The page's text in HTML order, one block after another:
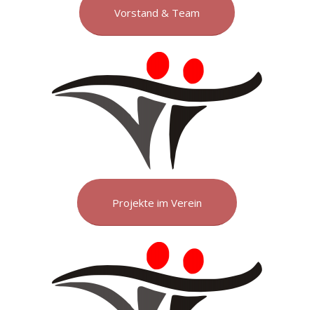
Vorstand & Team
Projekte im Verein